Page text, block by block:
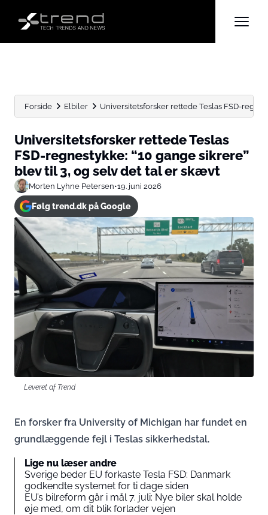
Forside Elbiler Universitetsforsker rettede Teslas FSD-
Universitetsforsker rettede Teslas
FSD-regnestykke: “10 gange sikrere”
blev til 3, og selv det tal er skævt
Morten Lyhne Petersen•19. juni 2026
Følg trend.dk på Google
Leveret af Trend
En forsker fra University of Michigan har fundet en
grundlæggende fejl i Teslas sikkerhedstal.
Lige nu læser andre
Sverige beder EU forkaste Tesla FSD: Danmark
godkendte systemet for ti dage siden
EU’s bilreform går i mål 7. juli: Nye biler skal holde
øje med, om dit blik forlader vejen